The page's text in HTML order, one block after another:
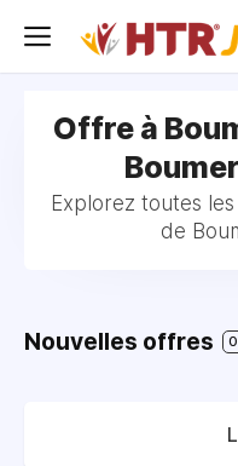
Offre à
Explorez toutes
de
Nouvelles offres 0